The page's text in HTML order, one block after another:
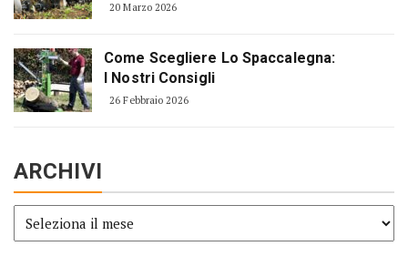
20 Marzo 2026
Come Scegliere Lo Spaccalegna:
I Nostri Consigli
26 Febbraio 2026
ARCHIVI
Archivi